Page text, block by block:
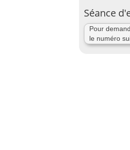
Séance
Pour
le numéro